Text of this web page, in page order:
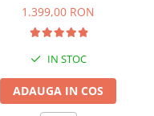
1.399,00 RON
IN STOC
ADAUGA IN COS